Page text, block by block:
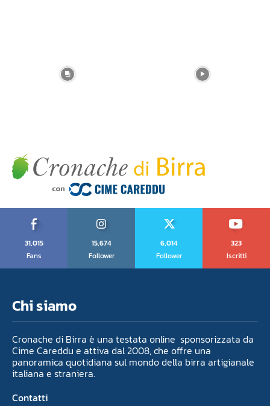
31,015
Fans
15,674
Follower
6,014
Follower
323
Iscritti
Chi siamo
Cronache di Birra è una testata online sponsorizzata da
Cime Careddu e attiva dal 2008, che offre una
panoramica quotidiana sul mondo della birra artigianale
italiana e straniera.
Contatti